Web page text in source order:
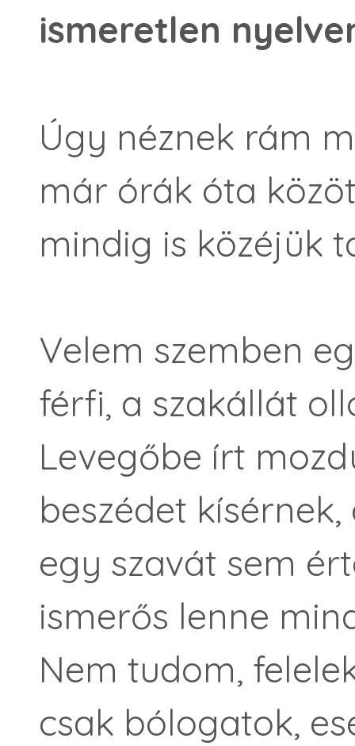
ismeretlen
Úgy néznek rám
már órák óta
mindig is közéjük
Velem szemben
férfi, a szakállát
Levegőbe írt
beszédet
egy szavát sem
ismerős lenne
Nem tudom,
csak bólogatok,